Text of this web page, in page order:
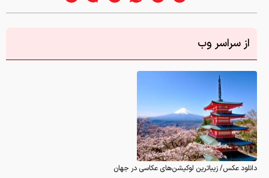
از سراسر وب
دانلود عکس/ زیباترین لوکیشن‌های عکاسی در جهان